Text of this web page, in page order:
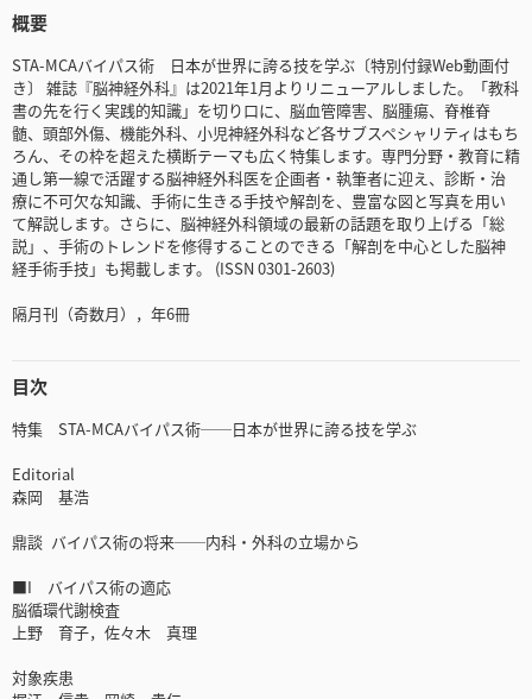
概要
STA-MCAバイパス術 日本が世界に誇る技を学ぶ〔特別付録Web動画付
き〕 雑誌『脳神経外科』は2021年1月よりリニューアルしました。「教科
書の先を行く実践的知識」を切り口に、脳血管障害、脳腫瘍、脊椎脊
髄、頭部外傷、機能外科、小児神経外科など各サブスペシャリティはもち
ろん、その枠を超えた横断テーマも広く特集します。専門分野・教育に精
通し第一線で活躍する脳神経外科医を企画者・執筆者に迎え、診断・治
療に不可欠な知識、手術に生きる手技や解剖を、豊富な図と写真を用い
て解説します。さらに、脳神経外科領域の最新の話題を取り上げる「総
説」、手術のトレンドを修得することのできる「解剖を中心とした脳神
経手術手技」も掲載します。 (ISSN 0301-2603)
隔月刊（奇数月），年6冊
目次
特集 STA-MCAバイパス術──日本が世界に誇る技を学ぶ
Editorial
森岡 基浩
鼎談 バイパス術の将来──内科・外科の立場から
■I バイパス術の適応
脳循環代謝検査
上野 育子，佐々木 真理
対象疾患